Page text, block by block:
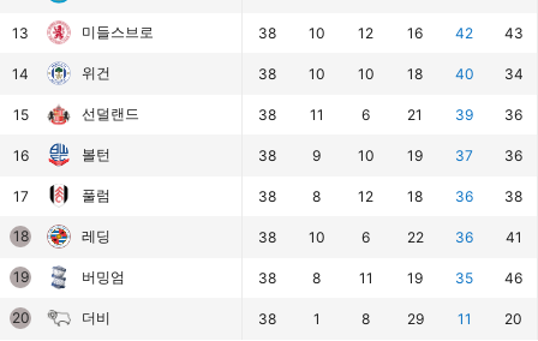
13 미들스브로
14 위건
15 선덜랜드
16 볼턴
17 풀럼
18 레딩
19 버밍엄
20 더비
38 10 12 16 42 43
38 10 10 18 40 34
38 11 6 21 39 36
38 9 10 19 37 36
38 8 12 18 36 38
38 10 6 22 36 41
38 8 11 19 35 46
38 1 8 29 11 20